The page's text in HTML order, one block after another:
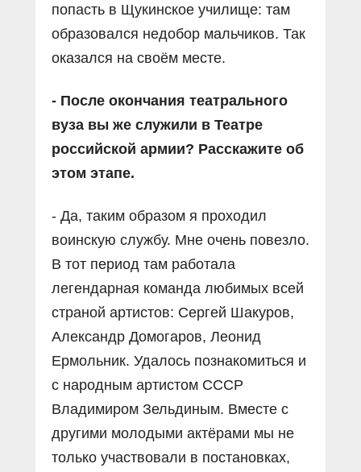
попасть в Щукинское училище: там
образовался недобор мальчиков. Так
оказался на своём месте.
- После окончания театрального
вуза вы же служили в Театре
российской армии? Расскажите об
этом этапе.
- Да, таким образом я проходил
воинскую службу. Мне очень повезло.
В тот период там работала
легендарная команда любимых всей
страной артистов: Сергей Шакуров,
Александр Домогаров, Леонид
Ермольник. Удалось познакомиться и
с народным артистом СССР
Владимиром Зельдиным. Вместе с
другими молодыми актёрами мы не
только участвовали в постановках,